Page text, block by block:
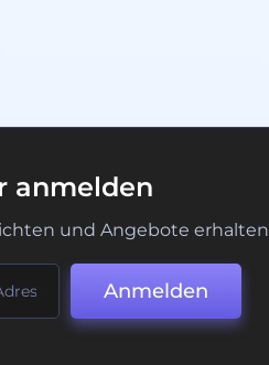
anmelden
und Angebote erhalten
Anmelden